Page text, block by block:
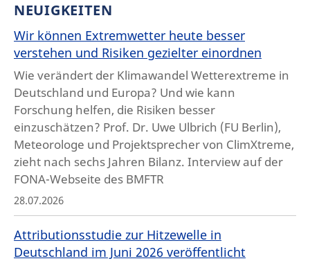
NEUIGKEITEN
Wir können Extremwetter heute besser
verstehen und Risiken gezielter einordnen
Wie verändert der Klimawandel Wetterextreme in
Deutschland und Europa? Und wie kann
Forschung helfen, die Risiken besser
einzuschätzen? Prof. Dr. Uwe Ulbrich (FU Berlin),
Meteorologe und Projektsprecher von ClimXtreme,
zieht nach sechs Jahren Bilanz. Interview auf der
FONA-Webseite des BMFTR
28.07.2026
Attributionsstudie zur Hitzewelle in
Deutschland im Juni 2026 veröffentlicht